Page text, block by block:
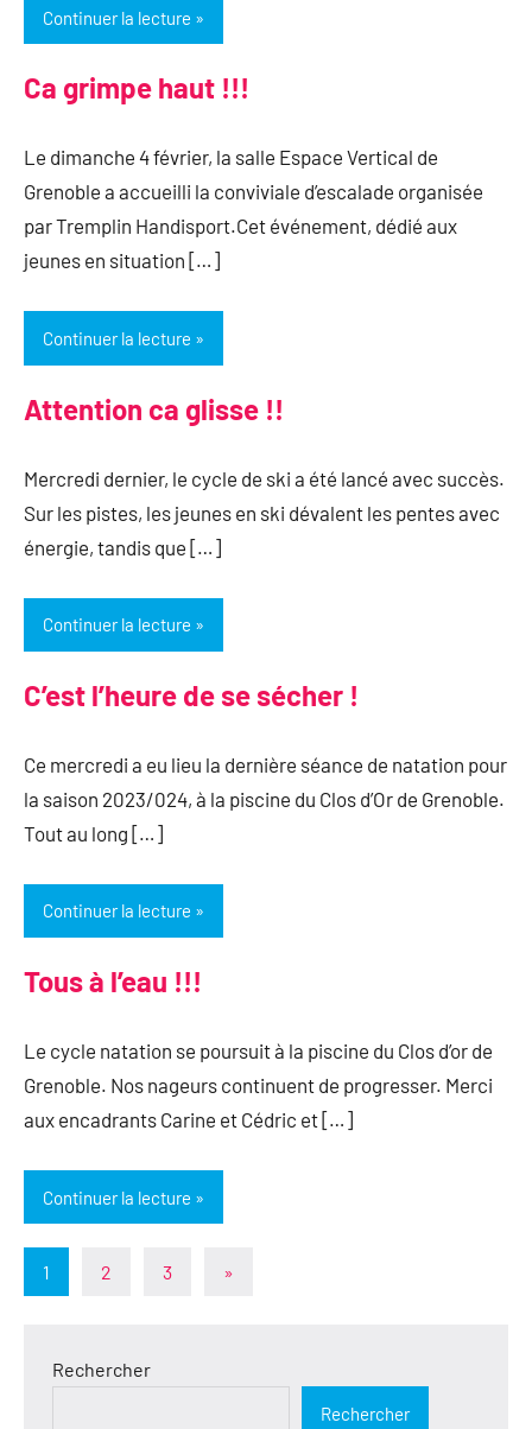
Continuer la lecture
Ca grimpe haut !!!
Le dimanche 4 février, la salle Espace Vertical de
Grenoble a accueilli la conviviale d’escalade organisée
par Tremplin Handisport.Cet événement, dédié aux
jeunes en situation […]
Continuer la lecture
Attention ca glisse !!
Mercredi dernier, le cycle de ski a été lancé avec succès.
Sur les pistes, les jeunes en ski dévalent les pentes avec
énergie, tandis que […]
Continuer la lecture
C’est l’heure de se sécher !
Ce mercredi a eu lieu la dernière séance de natation pour
la saison 2023/024, à la piscine du Clos d’Or de Grenoble.
Tout au long […]
Continuer la lecture
Tous à l’eau !!!
Le cycle natation se poursuit à la piscine du Clos d’or de
Grenoble. Nos nageurs continuent de progresser. Merci
aux encadrants Carine et Cédric et […]
Continuer la lecture
Pagination
publications
1 2 3
Articles
»
Rechercher
Rechercher